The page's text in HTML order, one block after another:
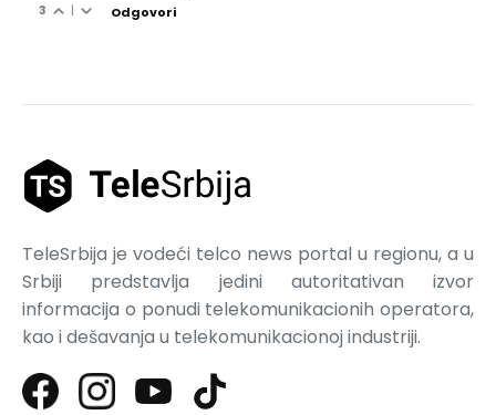
3 | Odgovori
TeleSrbija je vodeći telco news portal u regionu, a u
Srbiji predstavlja jedini autoritativan izvor
informacija o ponudi telekomunikacionih operatora,
kao i dešavanja u telekomunikacionoj industriji.